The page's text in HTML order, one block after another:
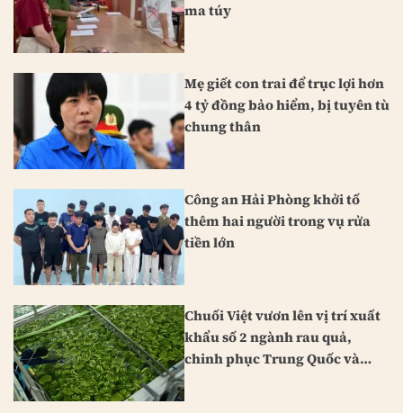
ma túy
Mẹ giết con trai để trục lợi hơn
4 tỷ đồng bảo hiểm, bị tuyên tù
chung thân
Công an Hải Phòng khởi tố
thêm hai người trong vụ rửa
tiền lớn
Chuối Việt vươn lên vị trí xuất
khẩu số 2 ngành rau quả,
chinh phục Trung Quốc và